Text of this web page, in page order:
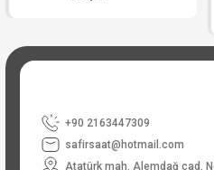
+90 2163447309
safirsaat@hotmail.com
Atatürk mah. Alemdağ cad.